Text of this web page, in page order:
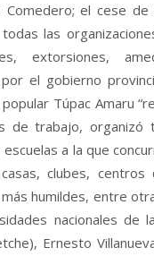
el cese
las
extorsiones,
el gobierno
Túpac Amaru
de trabajo,
a la que
clubes,
humildes, entre
nacionales de
Ernesto